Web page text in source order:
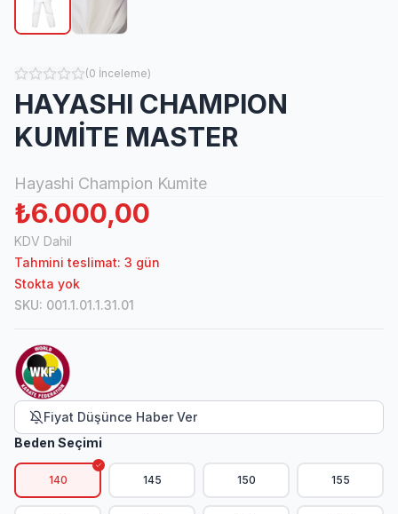
(0 İnceleme)
HAYASHI CHAMPION
KUMİTE MASTER
Hayashi Champion Kumite
₺6.000,00
KDV Dahil
Tahmini teslimat: 3 gün
Stokta yok
SKU: 001.1.01.1.31.01
Fiyat Düşünce Haber Ver
Beden Seçimi
140 145 150 155